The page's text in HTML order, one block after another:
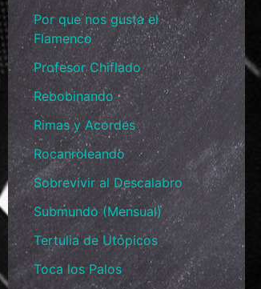
Por que nos gusta el
Flamenco
Profesor Chiflado
Rebobinando
Rimas y Acordes
Rocanroleando
Sobrevivir al Descalabro
Submundo (Mensual)
Tertulia de Utópicos
Toca los Palos